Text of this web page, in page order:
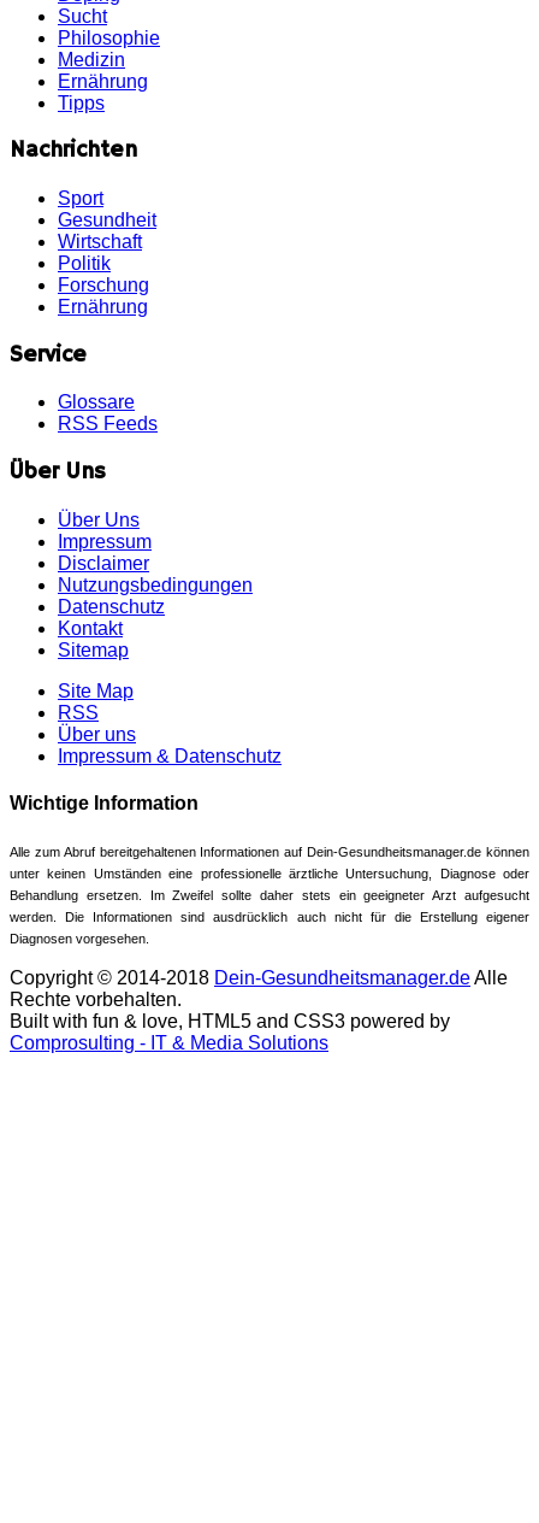
Sucht
Philosophie
Medizin
Ernährung
Tipps
Nachrichten
Sport
Gesundheit
Wirtschaft
Politik
Forschung
Ernährung
Service
Glossare
RSS Feeds
Über Uns
Über Uns
Impressum
Disclaimer
Nutzungsbedingungen
Datenschutz
Kontakt
Sitemap
Site Map
RSS
Über uns
Impressum & Datenschutz
Wichtige Information
Alle zum Abruf bereitgehaltenen Informationen auf Dein-Gesundheitsmanager.de können
unter keinen Umständen eine professionelle ärztliche Untersuchung, Diagnose oder
Behandlung ersetzen. Im Zweifel sollte daher stets ein geeigneter Arzt aufgesucht
werden. Die Informationen sind ausdrücklich auch nicht für die Erstellung eigener
Diagnosen vorgesehen.
Copyright © 2014-2018 Dein-Gesundheitsmanager.deAlle
Rechte vorbehalten.
Built with fun & love, HTML5 and CSS3 powered by
Comprosulting - IT & Media Solutions